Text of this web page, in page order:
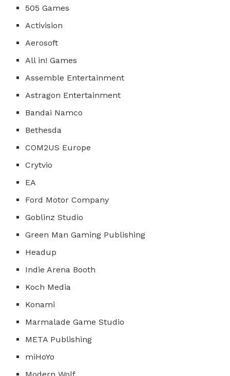
505 Games
Activision
Aerosoft
All in! Games
Assemble Entertainment
Astragon Entertainment
Bandai Namco
Bethesda
COM2US Europe
Crytvio
EA
Ford Motor Company
Goblinz Studio
Green Man Gaming Publishing
Headup
Indie Arena Booth
Koch Media
Konami
Marmalade Game Studio
META Publishing
miHoYo